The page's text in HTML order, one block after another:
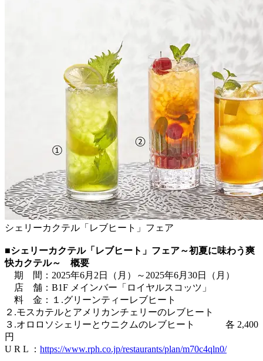
シェリーカクテル「レブヒート」フェア
■シェリーカクテル「レブヒート」フェア～初夏に味わう爽
快カクテル～ 概要
期 間：2025年6月2日（月）～2025年6月30日（月）
店 舗：B1F メインバー「ロイヤルスコッツ」
料 金：１.グリーンティーレブヒート
２.モスカテルとアメリカンチェリーのレブヒート
３.オロロソシェリーとウニクムのレブヒート 各 2,400
円
U R L ： https://www.rph.co.jp/restaurants/plan/m70c4qln0/